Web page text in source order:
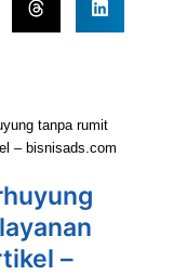
tanpa rumit
– bisnisads.com
–